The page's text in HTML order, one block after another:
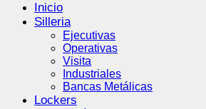
Inicio
Silleria
Ejecutivas
Operativas
Visita
Industriales
Bancas Metálicas
Lockers